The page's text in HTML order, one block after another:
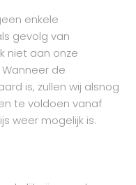
enkele
gevolg van
niet aan onze
de
is, zullen wij alsnog
te voldoen vanaf
weer mogelijk is.